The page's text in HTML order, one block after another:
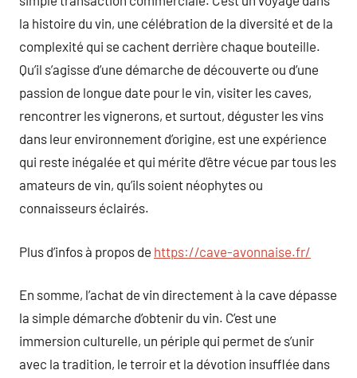
la histoire du vin, une célébration de la diversité et de la
complexité qui se cachent derrière chaque bouteille.
Qu’il s’agisse d’une démarche de découverte ou d’une
passion de longue date pour le vin, visiter les caves,
rencontrer les vignerons, et surtout, déguster les vins
dans leur environnement d’origine, est une expérience
qui reste inégalée et qui mérite d’être vécue par tous les
amateurs de vin, qu’ils soient néophytes ou
connaisseurs éclairés.
Plus d’infos à propos de https://cave-avonnaise.fr/
En somme, l’achat de vin directement à la cave dépasse
la simple démarche d’obtenir du vin. C’est une
immersion culturelle, un périple qui permet de s’unir
avec la tradition, le terroir et la dévotion insufflée dans